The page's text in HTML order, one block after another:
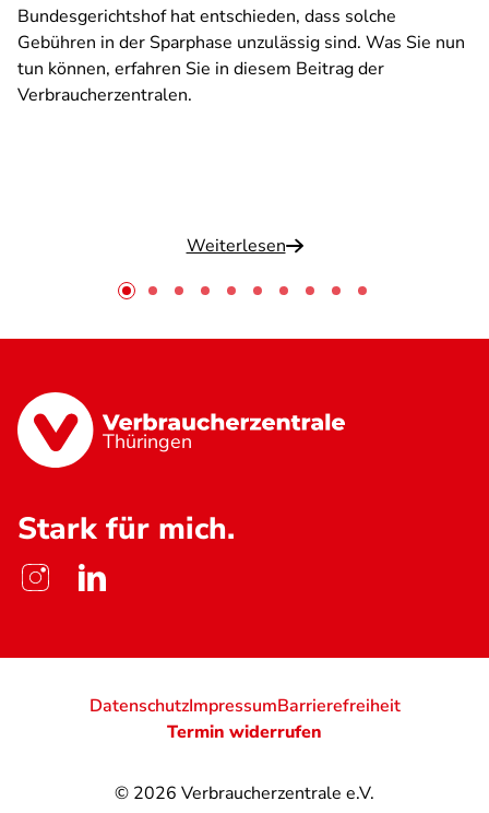
Bundesgerichtshof hat entschieden, dass solche
Gebühren in der Sparphase unzulässig sind. Was Sie nun
tun können, erfahren Sie in diesem Beitrag der
Verbraucherzentralen.
Weiterlesen
Thüringen
Stark für mich.
© 2026 Verbraucherzentrale e.V.
DatenschutzImpressumBarrierefreiheit
Termin widerrufen